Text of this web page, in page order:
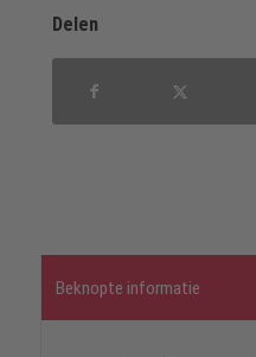
Delen
Beknopte informatie